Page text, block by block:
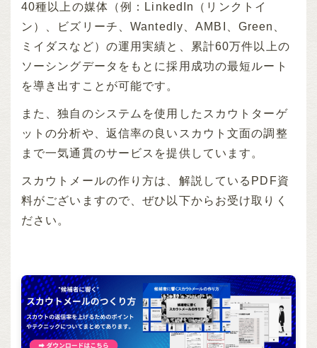
40種以上の媒体（例：LinkedIn（リンクトイ
ン）、ビズリーチ、Wantedly、AMBI、Green、
ミイダスなど）の運用実績と、累計60万件以上の
ソーシングデータをもとに採用成功の最短ルート
を導き出すことが可能です。
また、独自のシステムを使用したスカウトターゲ
ットの分析や、返信率の良いスカウト文面の調整
まで一気通貫のサービスを提供しています。
スカウトメールの作り方は、解説しているPDF資
料がございますので、ぜひ以下からお受け取りく
ださい。